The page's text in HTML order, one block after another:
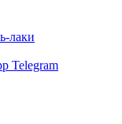
лаки
Telegram